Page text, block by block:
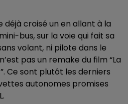
croisé un en allant à la
bus, sur la voie qui fait sa
volant, ni pilote dans le
pas un remake du film “La
Ce sont plutôt les derniers
autonomes promises